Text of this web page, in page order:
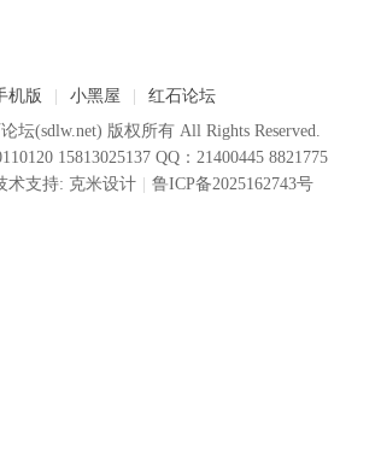
机版 小黑屋
红石论坛
坛(sdlw.net) 版权所有 All Rights Reserved.
15813025137 QQ：21400445 8821775
术支持: 克米设计 鲁ICP备2025162743号